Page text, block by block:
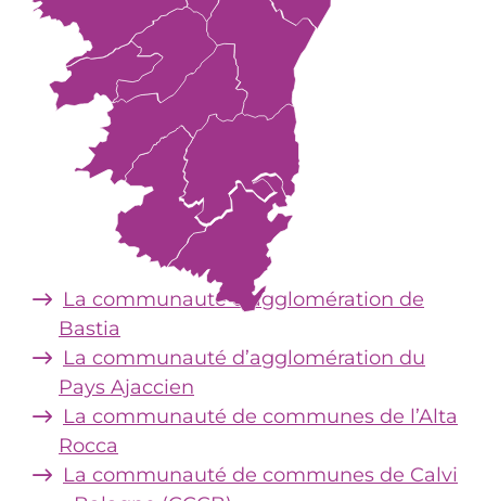
La communauté d’agglomération de
Bastia
La communauté d’agglomération du
Pays Ajaccien
La communauté de communes de l’Alta
Rocca
La communauté de communes de Calvi